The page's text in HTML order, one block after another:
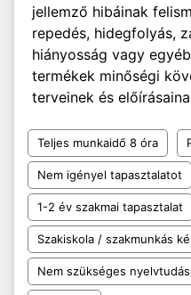
jellemző hibáinak
repedés, hidegfolyás,
hiányosság vagy
termékek minőségi
terveinek és
Teljes munkaidő 8 óra
Nem igényel tapasztalatot
1-2 év szakmai tapasztalat
Szakiskola / szakmunkás
Nem szükséges nyelvtudás